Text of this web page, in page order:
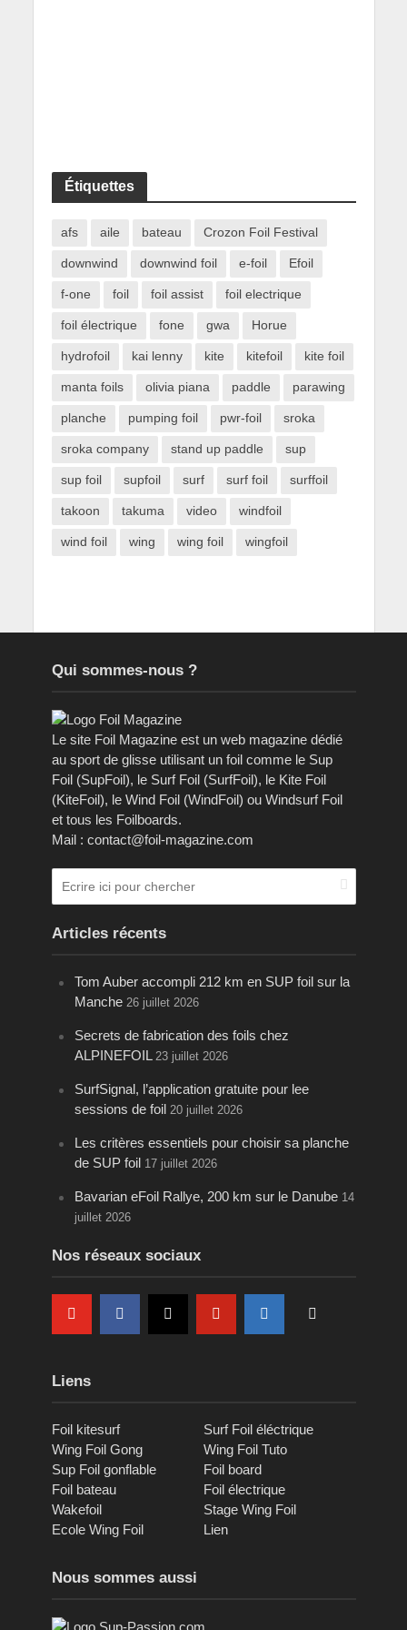
Étiquettes
afs aile bateau Crozon Foil Festival
downwind downwind foil e-foil Efoil
f-one foil foil assist foil electrique
foil électrique fone gwa Horue
hydrofoil kai lenny kite kitefoil kite foil
manta foils olivia piana paddle parawing
planche pumping foil pwr-foil sroka
sroka company stand up paddle sup
sup foil supfoil surf surf foil surffoil
takoon takuma video windfoil
wind foil wing wing foil wingfoil
Qui sommes-nous ?
Le site Foil Magazine est un web magazine dédié
au sport de glisse utilisant un foil comme le Sup
Foil (SupFoil), le Surf Foil (SurfFoil), le Kite Foil
(KiteFoil), le Wind Foil (WindFoil) ou Windsurf Foil
et tous les Foilboards.
Mail : contact@foil-magazine.com
Articles récents
Tom Auber accompli 212 km en SUP foil sur la
Manche 26 juillet 2026
Secrets de fabrication des foils chez
ALPINEFOIL 23 juillet 2026
SurfSignal, l’application gratuite pour lee
sessions de foil 20 juillet 2026
Les critères essentiels pour choisir sa planche
de SUP foil 17 juillet 2026
Bavarian eFoil Rallye, 200 km sur le Danube 14
juillet 2026
Nos réseaux sociaux
Liens
Foil kitesurf
Surf Foil éléctrique
Wing Foil Gong
Wing Foil Tuto
Sup Foil gonflable
Foil board
Foil bateau
Foil électrique
Wakefoil
Stage Wing Foil
Ecole Wing Foil
Lien
Nous sommes aussi